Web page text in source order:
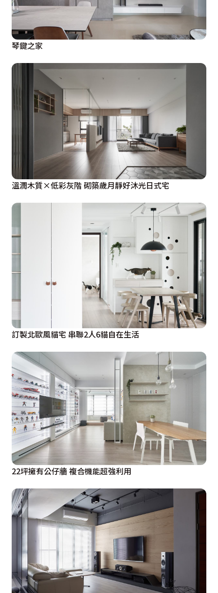
琴鍵之家
溫潤木質×低彩灰階 砌築歲月靜好沐光日式宅
訂製北歐風貓宅 串聯2人6貓自在生活
22坪擁有公仔牆 複合機能超強利用